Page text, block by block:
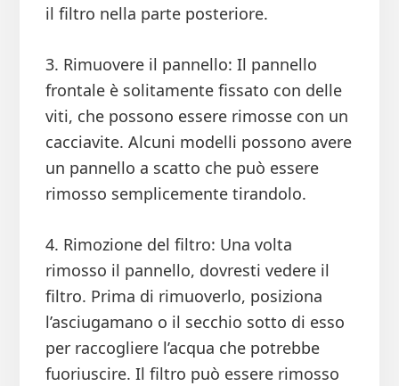
il filtro nella parte posteriore.
3. Rimuovere il pannello: Il pannello
frontale è solitamente fissato con delle
viti, che possono essere rimosse con un
cacciavite. Alcuni modelli possono avere
un pannello a scatto che può essere
rimosso semplicemente tirandolo.
4. Rimozione del filtro: Una volta
rimosso il pannello, dovresti vedere il
filtro. Prima di rimuoverlo, posiziona
l’asciugamano o il secchio sotto di esso
per raccogliere l’acqua che potrebbe
fuoriuscire. Il filtro può essere rimosso